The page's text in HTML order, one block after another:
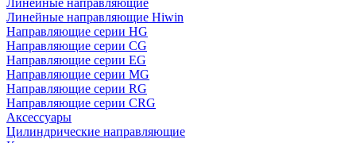
Линейные направляющие
Линейные направляющие Hiwin
Направляющие серии HG
Направляющие серии CG
Направляющие серии EG
Направляющие серии MG
Направляющие серии RG
Направляющие серии CRG
Аксессуары
Цилиндрические направляющие